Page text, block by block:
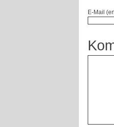
E-Mail